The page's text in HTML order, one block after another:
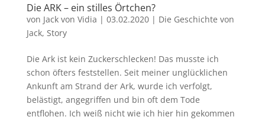
Die ARK – ein stilles Örtchen?
von Jack von Vidia | 03.02.2020| Die Geschichte von
Jack, Story
Die Ark ist kein Zuckerschlecken! Das musste ich
schon öfters feststellen. Seit meiner unglücklichen
Ankunft am Strand der Ark, wurde ich verfolgt,
belästigt, angegriffen und bin oft dem Tode
entflohen. Ich weiß nicht wie ich hier hin gekommen